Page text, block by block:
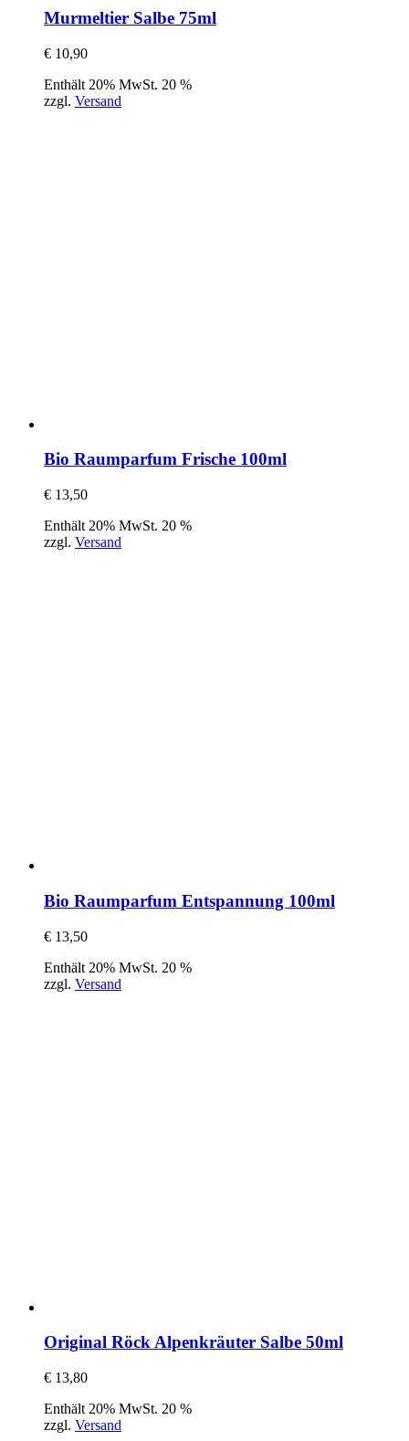
Murmeltier Salbe 75ml
€ 10,90
Enthält 20% MwSt. 20 %
zzgl. Versand
Bio Raumparfum Frische 100ml
€ 13,50
Enthält 20% MwSt. 20 %
zzgl. Versand
Bio Raumparfum Entspannung 100ml
€ 13,50
Enthält 20% MwSt. 20 %
zzgl. Versand
Original Röck Alpenkräuter Salbe 50ml
€ 13,80
Enthält 20% MwSt. 20 %
zzgl. Versand